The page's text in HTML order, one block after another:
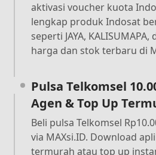
aktivasi voucher kuota
lengkap produk Indosat
seperti JAYA,
harga dan stok terbaru di
Pulsa Telkomsel
Agen & Top Up
Beli pulsa Telkomsel
via MAXsi.ID. Download
termurah atau top up